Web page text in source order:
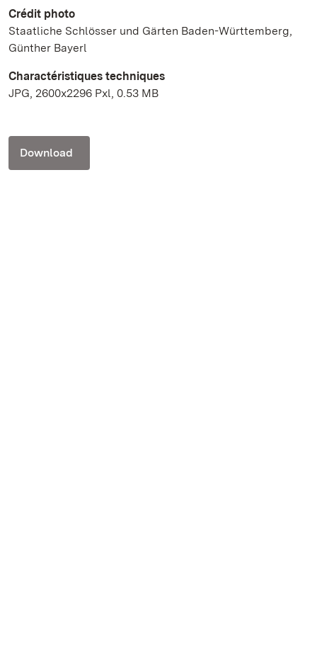
Crédit photo
Staatliche Schlösser und Gärten Baden-Württemberg,
Günther Bayerl
Charactéristiques techniques
JPG, 2600x2296 Pxl, 0.53 MB
Download